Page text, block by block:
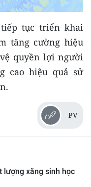
tục triển khai
tăng cường hiệu
quyền lợi người
cao hiệu quả sử
PV
lượng xăng sinh học